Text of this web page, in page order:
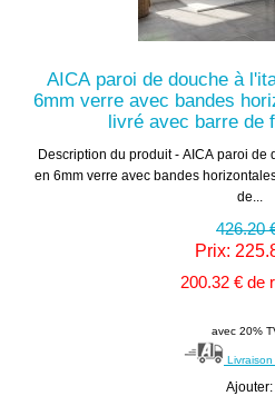
AICA paroi de douche à
6mm verre avec bandes
livré avec barre de
Description du produit - AICA paroi de
en 6mm verre avec bandes
de...
426.20
Prix:
200.32 € de
avec
Ajouter: